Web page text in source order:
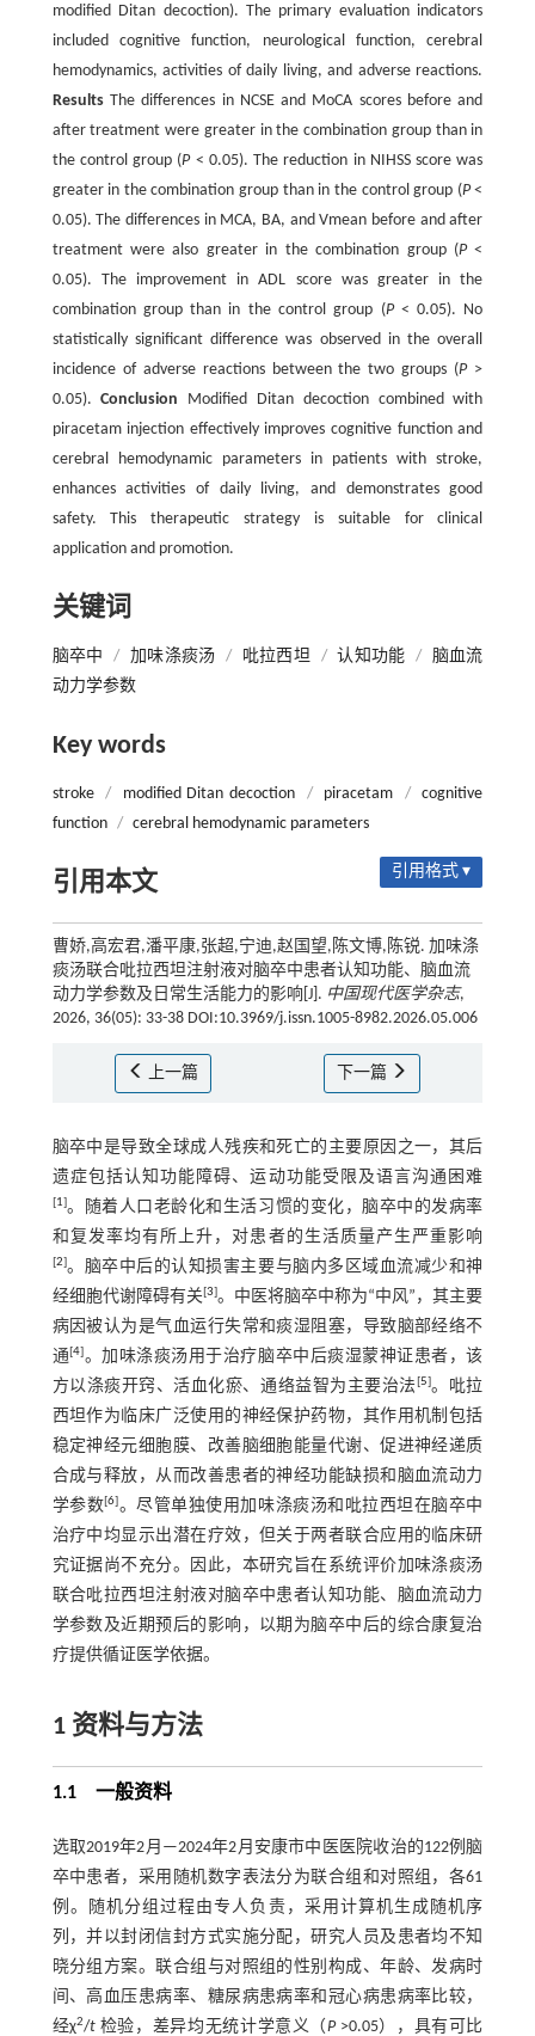
modified Ditan decoction). The primary evaluation indicators
included cognitive function, neurological function, cerebral
hemodynamics, activities of daily living, and adverse reactions.
ResultsThe differences in NCSE and MoCA scores before and
after treatment were greater in the combination group than in
the control group (P< 0.05). The reduction in NIHSS score was
greater in the combination group than in the control group (P<
0.05). The differences in MCA, BA, and Vmean before and after
treatment were also greater in the combination group (P<
0.05). The improvement in ADL score was greater in the
combination group than in the control group (P< 0.05). No
statistically significant difference was observed in the overall
incidence of adverse reactions between the two groups (P>
0.05).Conclusion Modified Ditan decoction combined with
piracetam injection effectively improves cognitive function and
cerebral hemodynamic parameters in patients with stroke,
enhances activities of daily living, and demonstrates good
safety. This therapeutic strategy is suitable for clinical
application and promotion.
关键词
脑卒中 / 加味涤痰汤 / 吡拉西坦 / 认知功能 / 脑血流
动力学参数
Key words
stroke / modified Ditan decoction / piracetam /
cognitive
function / cerebral hemodynamic parameters
引用本文 引用格式 ▾
曹娇,高宏君,潘平康,张超,宁迪,赵国望,陈文博,陈锐. 加味涤
痰汤联合吡拉西坦注射液对脑卒中患者认知功能、脑血流
动力学参数及日常生活能力的影响[J]. 中国现代医学杂志,
2026, 36(05): 33-38 DOI:10.3969/j.issn.1005-8982.2026.05.006
上一篇 下一篇
脑卒中是导致全球成人残疾和死亡的主要原因之一，其后
遗症包括认知功能障碍、运动功能受限及语言沟通困难
[1]。随着人口老龄化和生活习惯的变化，脑卒中的发病率
和复发率均有所上升，对患者的生活质量产生严重影响
[2]。脑卒中后的认知损害主要与脑内多区域血流减少和神
经细胞代谢障碍有关[3]。中医将脑卒中称为“中风”，其主要
病因被认为是气血运行失常和痰湿阻塞，导致脑部经络不
通[4]。加味涤痰汤用于治疗脑卒中后痰湿蒙神证患者，该
方以涤痰开窍、活血化瘀、通络益智为主要治法[5]。吡拉
西坦作为临床广泛使用的神经保护药物，其作用机制包括
稳定神经元细胞膜、改善脑细胞能量代谢、促进神经递质
合成与释放，从而改善患者的神经功能缺损和脑血流动力
学参数[6]。尽管单独使用加味涤痰汤和吡拉西坦在脑卒中
治疗中均显示出潜在疗效，但关于两者联合应用的临床研
究证据尚不充分。因此，本研究旨在系统评价加味涤痰汤
联合吡拉西坦注射液对脑卒中患者认知功能、脑血流动力
学参数及近期预后的影响，以期为脑卒中后的综合康复治
疗提供循证医学依据。
1 资料与方法
1.1 一般资料
选取2019年2月—2024年2月安康市中医医院收治的122例脑
卒中患者，采用随机数字表法分为联合组和对照组，各61
例。随机分组过程由专人负责，采用计算机生成随机序
列，并以封闭信封方式实施分配，研究人员及患者均不知
晓分组方案。联合组与对照组的性别构成、年龄、发病时
间、高血压患病率、糖尿病患病率和冠心病患病率比较，
经χ2/t 检验，差异均无统计学意义（P>0.05），具有可比